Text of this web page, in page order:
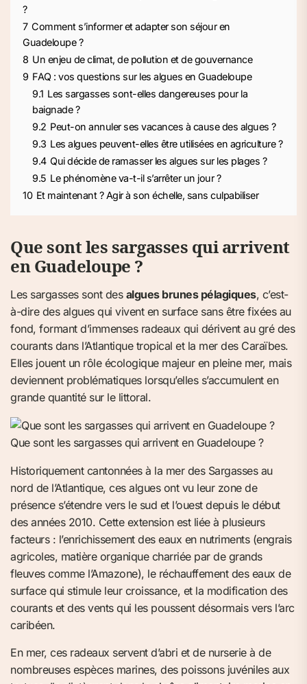
?
7 Comment s’informer et adapter son séjour en
Guadeloupe ?
8 Un enjeu de climat, de pollution et de gouvernance
9 FAQ : vos questions sur les algues en Guadeloupe
9.1 Les sargasses sont-elles dangereuses pour la
baignade ?
9.2 Peut-on annuler ses vacances à cause des algues ?
9.3 Les algues peuvent-elles être utilisées en agriculture ?
9.4 Qui décide de ramasser les algues sur les plages ?
9.5 Le phénomène va-t-il s’arrêter un jour ?
10 Et maintenant ? Agir à son échelle, sans culpabiliser
Que sont les sargasses qui arrivent
en Guadeloupe ?
Les sargasses sont des algues brunes pélagiques, c’est-
à-dire des algues qui vivent en surface sans être fixées au
fond, formant d’immenses radeaux qui dérivent au gré des
courants dans l’Atlantique tropical et la mer des Caraïbes.
Elles jouent un rôle écologique majeur en pleine mer, mais
deviennent problématiques lorsqu’elles s’accumulent en
grande quantité sur le littoral.
Que sont les sargasses qui arrivent en Guadeloupe ?
Historiquement cantonnées à la mer des Sargasses au
nord de l’Atlantique, ces algues ont vu leur zone de
présence s’étendre vers le sud et l’ouest depuis le début
des années 2010. Cette extension est liée à plusieurs
facteurs : l’enrichissement des eaux en nutriments (engrais
agricoles, matière organique charriée par de grands
fleuves comme l’Amazone), le réchauffement des eaux de
surface qui stimule leur croissance, et la modification des
courants et des vents qui les poussent désormais vers l’arc
caribéen.
En mer, ces radeaux servent d’abri et de nurserie à de
nombreuses espèces marines, des poissons juvéniles aux